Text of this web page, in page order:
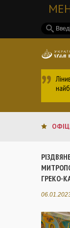
ГРЕКО-